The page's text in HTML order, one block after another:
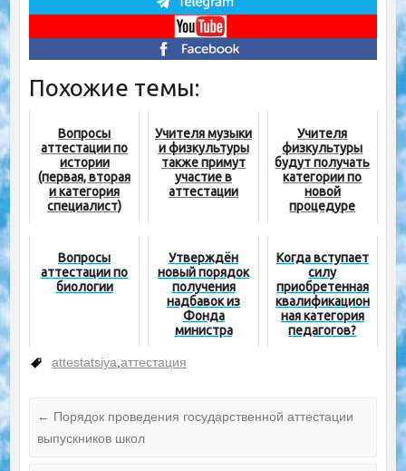
Похожие темы:
Вопросы
аттестации по
истории
(первая, вторая
и категория
специалист)
Учителя музыки
и физкультуры
также примут
участие в
аттестации
Учителя
физкультуры
будут получать
категории по
новой
процедуре
Вопросы
аттестации по
биологии
Утверждён
новый порядок
получения
надбавок из
Фонда
министра
Когда вступает
силу
приобретенная
квалификацион
ная категория
педагогов?
attestatsiya,аттестация
← Порядок проведения государственной аттестации
выпускников школ